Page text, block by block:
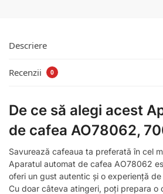
Descriere
Recenzii 0
De ce să alegi acest
de cafea AO78062,
Savurează cafeaua ta preferată în cel
Aparatul automat de cafea AO78062
oferi un gust autentic și o experiență
Cu doar câteva atingeri, poți prepara o